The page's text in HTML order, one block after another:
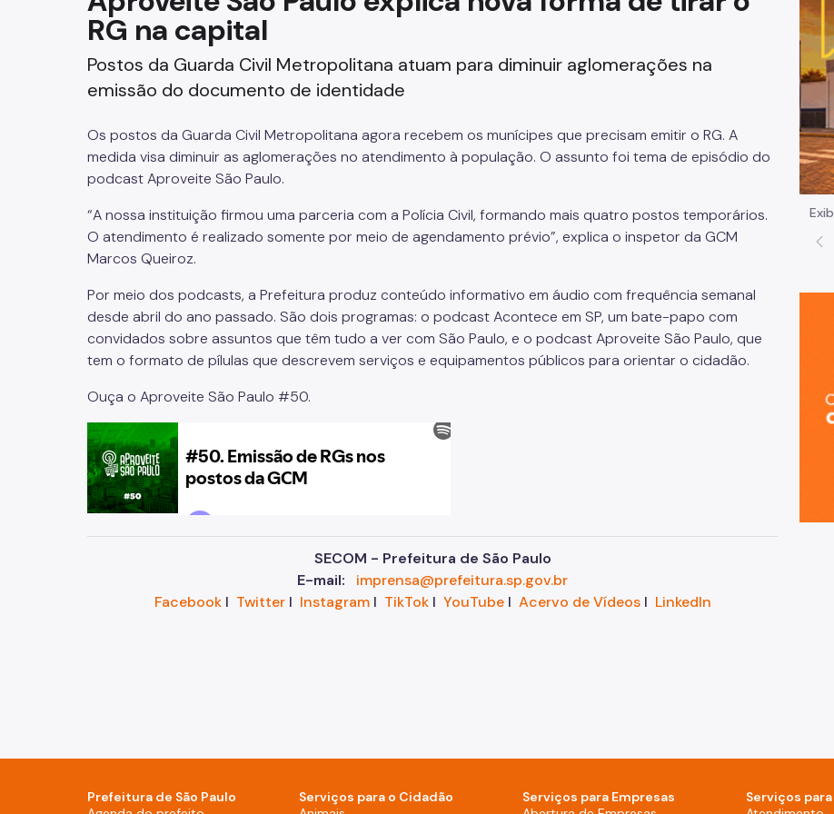
Fazenda
Funerários e Cemiteriais
Rua e Bairro
Segurança
Trabalho
Legislação
Nota do Milhão
Programas e Benefícios
RG na capital
Postos da Guarda Civil Metropolitana atuam para diminuir aglomerações na
emissão do documento de identidade
Os postos da Guarda Civil Metropolitana agora recebem os munícipes que precisam emitir o RG. A
medida visa diminuir as aglomerações no atendimento à população. O assunto foi tema de episódio do
podcast Aproveite São Paulo.
“A nossa instituição firmou uma parceria com a Polícia Civil, formando mais quatro postos temporários.
O atendimento é realizado somente por meio de agendamento prévio”, explica o inspetor da GCM
Marcos Queiroz.
Por meio dos podcasts, a Prefeitura produz conteúdo informativo em áudio com frequência semanal
desde abril do ano passado. São dois programas: o podcast Acontece em SP, um bate-papo com
convidados sobre assuntos que têm tudo a ver com São Paulo, e o podcast Aproveite São Paulo, que
tem o formato de pílulas que descrevem serviços e equipamentos públicos para orientar o cidadão.
Ouça o Aproveite São Paulo #50.
SECOM - Prefeitura de São Paulo
E-mail:
imprensa@prefeitura.sp.gov.br
FacebookI TwitterI InstagramI TikTokI YouTubeI Acervo de VídeosI LinkedIn
Prefeitura de São Paulo
Serviços para o Cidadão
Serviços para Empresas
Serviços